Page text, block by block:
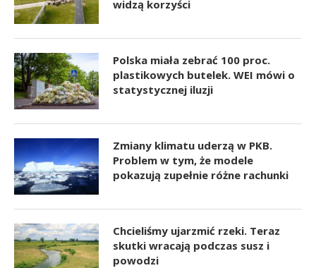
widzą korzyści
Polska miała zebrać 100 proc.
plastikowych butelek. WEI mówi o
statystycznej iluzji
Zmiany klimatu uderzą w PKB.
Problem w tym, że modele
pokazują zupełnie różne rachunki
Chcieliśmy ujarzmić rzeki. Teraz
skutki wracają podczas susz i
powodzi